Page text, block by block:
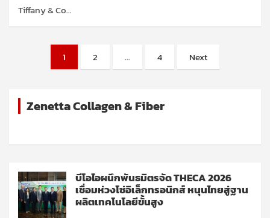
Tiffany & Co…
pagination
1 2 … 4 Next
Zenetta Collagen & Fiber
บีโอไอผนึกพันธมิตรจัด THECA 2026
เชื่อมห่วงโซ่อิเล็กทรอนิกส์ หนุนไทยสู่ฐาน
ผลิตเทคโนโลยีขั้นสูง